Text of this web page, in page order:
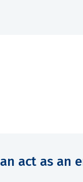
act as an